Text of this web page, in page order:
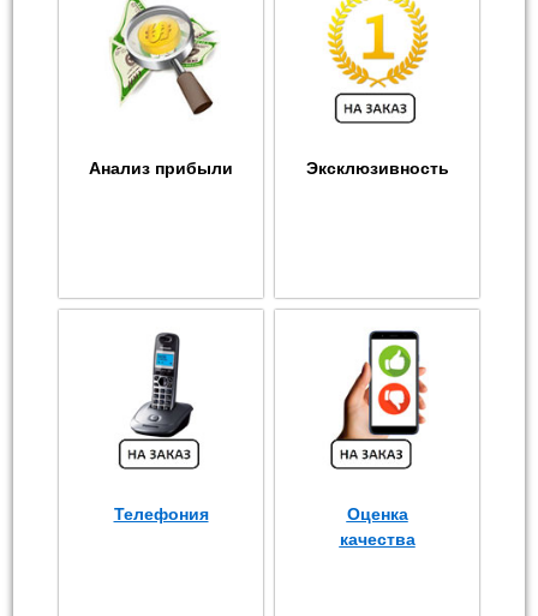
Анализ прибыли Эксклюзивность
Телефония
Оценка
качества